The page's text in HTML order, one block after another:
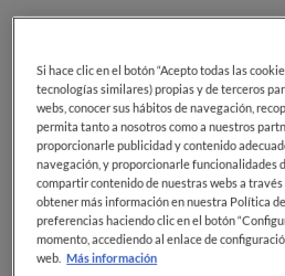
Vieiras, Vieira del
que se llamen,las vieiras son
Mediterráneo, que dan lo
fiestas de guardar, aunque se
durante todo el año, y a
diferentes maneras decocinar
sabrosas y nutritivas.
Cómo cocinar
Si hace clic en el botón “Acepto todas las
tecnologías similares) propias y de terceros
webs, conocer sus hábitos de navegación,
permita tanto a nosotros como a nuestros
proporcionarle publicidad y contenido
navegación, y proporcionarle funcionalidades
compartir contenido de nuestras webs a través
obtener más información en nuestra Política
preferencias haciendo clic en el botón
momento, accediendo al enlace de
web. Más información